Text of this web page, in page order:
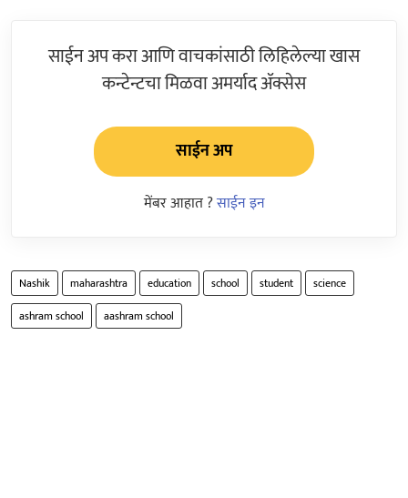
साईन अप करा आणि वाचकांसाठी लिहिलेल्या खास
कन्टेन्टचा मिळवा अमर्याद ॲक्सेस
साईन अप
मेंबर आहात ?साईन इन
Nashik maharashtra education school student
science
ashram school
aashram school